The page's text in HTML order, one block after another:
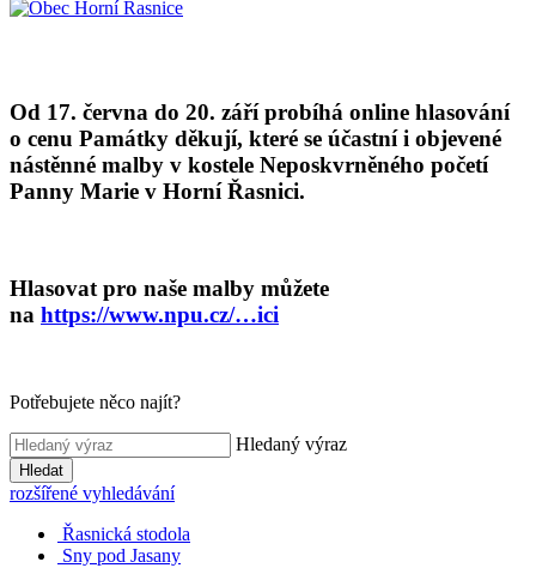
Od 17. června do 20. září probíhá online hlasování
o cenu Památky děkují, které se účastní i objevené
nástěnné malby v kostele Neposkvrněného početí
Panny Marie v Horní Řasnici.
Hlasovat pro naše malby můžete
na https://www.npu.cz/…ici
Potřebujete něco najít?
Hledaný výraz
Hledat
rozšířené vyhledávání
Řasnická stodola
Sny pod Jasany